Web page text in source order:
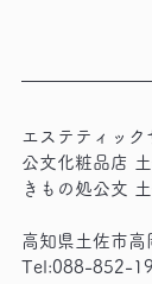
エステティッ
公文化粧品店
きもの処公文
高知県土佐市
Tel:088-852-